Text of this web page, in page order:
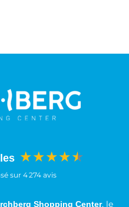
★★★★★
sur 4 274 avis
Shopping Center, le